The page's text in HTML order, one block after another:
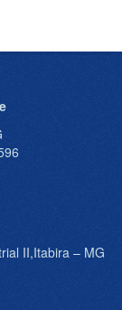
II,Itabira – MG